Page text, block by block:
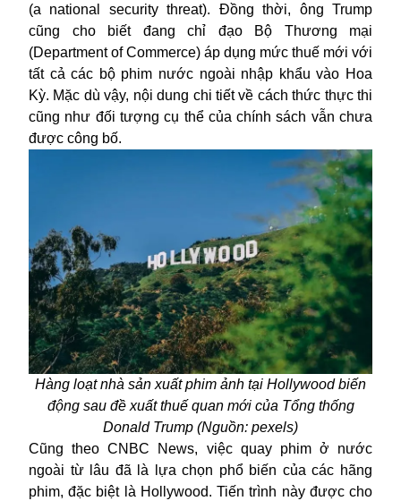
(a national security threat). Đồng thời, ông Trump
cũng cho biết đang chỉ đạo Bộ Thương mại
(Department of Commerce) áp dụng mức thuế mới với
tất cả các bộ phim nước ngoài nhập khẩu vào Hoa
Kỳ. Mặc dù vậy, nội dung chi tiết về cách thức thực thi
cũng như đối tượng cụ thể của chính sách vẫn chưa
được công bố.
Hàng loạt nhà sản xuất phim ảnh tại Hollywood biến
động sau đề xuất thuế quan mới của Tổng thống
Donald Trump (Nguồn: pexels)
Cũng theo CNBC News, việc quay phim ở nước
ngoài từ lâu đã là lựa chọn phổ biến của các hãng
phim, đặc biệt là Hollywood. Tiến trình này được cho